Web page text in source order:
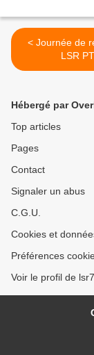
< Journée de rentrée de
LSR
Hébergé par
Top articles
Pages
Contact
Signaler un abus
C.G.U.
Cookies et
Préférences
Voir le profil de